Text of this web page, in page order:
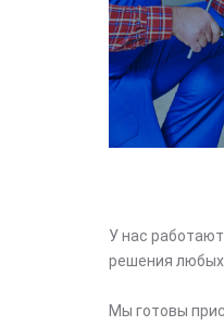
У нас
решения
Мы готовы